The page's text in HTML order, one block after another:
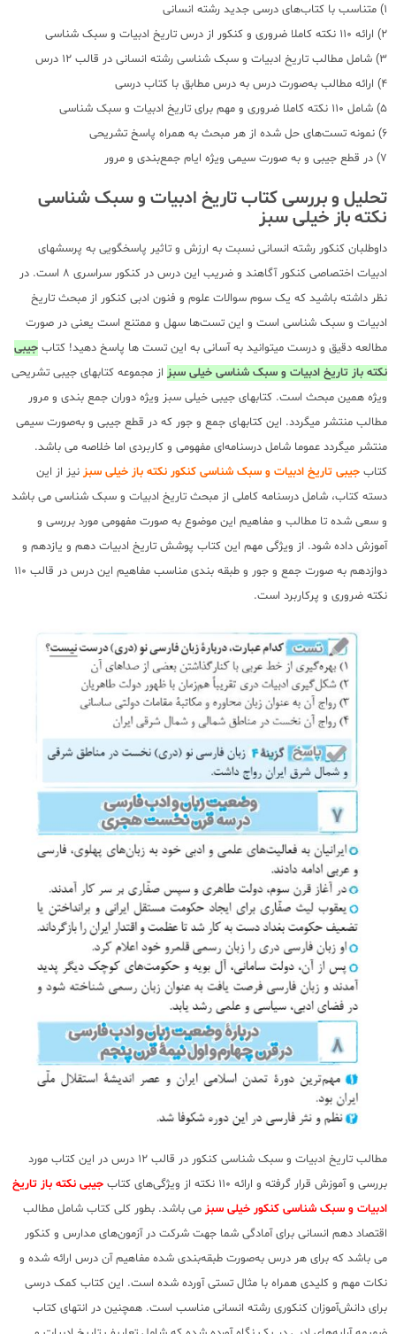
1) متناسب با کتاب‌‌های درسی جدید رشته انسانی
2) ارائه 110 نکته کاملا ضروری و کنکور از درس تاریخ ادبیات و سبک شناسی
3) شامل مطالب تاریخ ادبیات و سبک شناسی رشته انسانی در قالب 12 درس
4) ارائه مطالب به‌صورت درس به درس مطابق با کتاب درسی
5) شامل 110 نکته کاملا ضروری و مهم برای تاریخ ادبیات و سبک شناسی
6) نمونه تست‌های حل شده از هر مبحث به همراه پاسخ تشریحی
7) در قطع جیبی و به صورت سیمی ویژه ایام جمع‌بندی و مرور
تحلیل و بررسی کتاب تاریخ ادبیات و سبک شناسی
نکته باز خیلی سبز
داوطلبان کنکور رشته انسانی نسبت به ارزش و تاثیر پاسخگویی به پرسشهای
ادبیات اختصاصی کنکور آگاهند و ضریب این درس در کنکور سراسری 8 است. در
نظر داشته باشید که یک سوم سوالات علوم و فنون ادبی کنکور از مبحث تاریخ
ادبیات و سبک شناسی است و این تست‌ها سهل و ممتنع است یعنی در صورت
مطالعه دقیق و درست میتوانید به آسانی به این تست ها پاسخ دهید! کتاب جیبی
نکته باز تاریخ ادبیات و سبک شناسی خیلی سبز از مجموعه کتابهای جیبی تشریحی
ویژه همین مبحث است. کتابهای جیبی خیلی سبز ویژه دوران جمع بندی و مرور
مطالب منتشر میگردد. این کتابهای جمع و جور که در قطع جیبی و به‌صورت سیمی
منتشر میگردد عموما شامل درسنامه‌ای مفهومی و کاربردی اما خلاصه می باشد.
کتاب جیبی تاریخ ادبیات و سبک شناسی کنکور نکته باز خیلی سبز نیز از این
دسته کتاب، شامل درسنامه کاملی از مبحث تاریخ ادبیات و سبک شناسی می باشد
و سعی شده تا مطالب و مفاهیم این موضوع به صورت مفهومی مورد بررسی و
آموزش داده شود. از ویژگی مهم این کتاب پوشش تاریخ ادبیات دهم و یازدهم و
دوازدهم به صورت جمع و جور و طبقه بندی مناسب مفاهیم این درس در قالب 110
نکته ضروری و پرکاربرد است.
مطالب تاریخ ادبیات و سبک شناسی کنکور در قالب 12 درس در این کتاب مورد
بررسی و آموزش قرار گرفته و ارائه 110 نکته از ویژگی‌های کتاب
جیبی نکته باز تاریخ
ادبیات و سبک شناسی کنکور خیلی سبز می باشد. بطور کلی کتاب شامل مطالب
اقتصاد دهم انسانی برای آمادگی شما جهت شرکت در آزمون‌های مدارس و کنکور
می باشد که برای هر درس به‌صورت طبقه‌بندی شده مفاهیم آن درس ارائه شده و
نکات مهم و کلیدی همراه با مثال تستی آورده شده است. این کتاب کمک درسی
برای دانش‌آموزان کنکوری رشته انسانی مناسب است. همچنین در انتهای کتاب